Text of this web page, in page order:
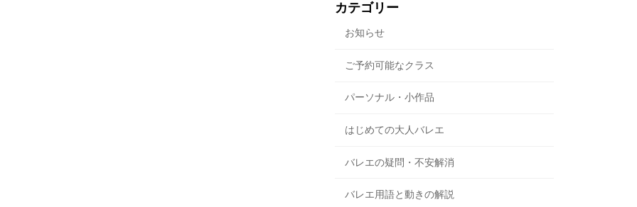
カテゴリー
お知らせ
ご予約可能なクラス
パーソナル・小作品
はじめての大人バレエ
バレエの疑問・不安解消
バレエ用語と動きの解説